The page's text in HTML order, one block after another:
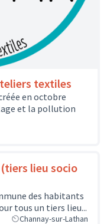
textiles
en octobre
et la pollution
lieu socio
des habitants
tous un tiers lieu...
Channay-sur-Lathan